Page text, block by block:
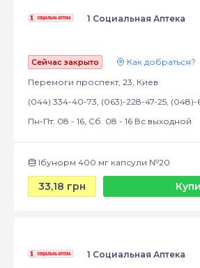
1 Социальная Аптека
Сейчас закрыто
Как добраться?
Перемоги проспект, 23, Киев
(044) 334-40-73, (063)-228-47-25, (048)-
Пн-Пт: 08 - 16, Сб: 08 - 16 Вс выходной
Ібунорм 400 мг капсули №20
33,18 грн
1 Социальная Аптека